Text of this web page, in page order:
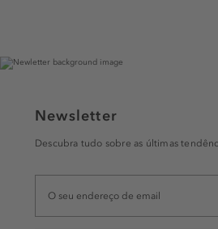
Newsletter
Descubra tudo sobre as últimas